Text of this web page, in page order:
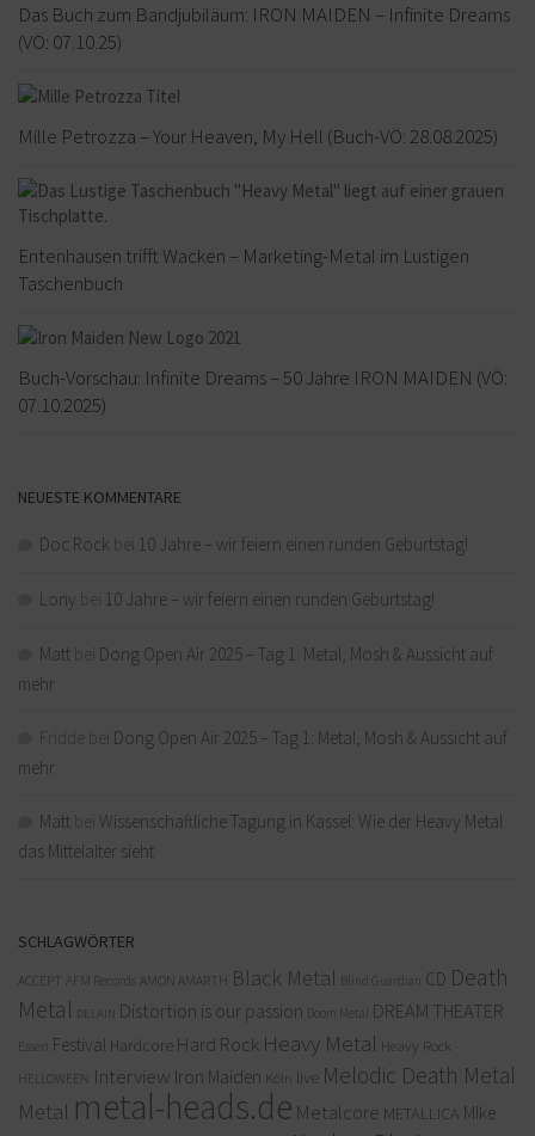
Das Buch zum Bandjubiläum: IRON MAIDEN – Infinite Dreams
(VÖ: 07.10.25)
Mille Petrozza – Your Heaven, My Hell (Buch-VÖ: 28.08.2025)
Entenhausen trifft Wacken – Marketing-Metal im Lustigen
Taschenbuch
Buch-Vorschau: Infinite Dreams – 50 Jahre IRON MAIDEN (VÖ:
07.10.2025)
NEUESTE KOMMENTARE
Doc Rock 10 Jahre – wir feiern einen runden Geburtstag!
Lony 10 Jahre – wir feiern einen runden Geburtstag!
Matt
Dong Open Air 2025 – Tag 1: Metal, Mosh & Aussicht auf
mehr
Dong Open Air 2025 – Tag 1: Metal, Mosh & Aussicht auf
mehr
Matt
Wissenschaftliche Tagung in Kassel: Wie der Heavy Metal
das Mittelalter sieht
SCHLAGWÖRTER
ACCEPT AFM Records AMON AMARTH Black Metal Blind Guardian CD Death
Metal
DELAIN Distortion is our passion Doom Metal DREAM THEATER
Essen Festival Hardcore Hard Rock Heavy Metal Heavy Rock
HELLOWEEN Interview Iron Maiden Köln live Melodic Death Metal
Metal metal-heads.de Metalcore METALLICA MIke